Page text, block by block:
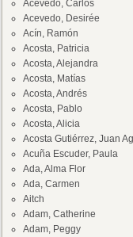
Acevedo, Carlos
Acevedo, Desirée
Acín, Ramón
Acosta, Patricia
Acosta, Alejandra
Acosta, Matías
Acosta, Andrés
Acosta, Pablo
Acosta, Alicia
Acosta Gutiérrez, Juan
Acuña Escuder, Paula
Ada, Alma Flor
Ada, Carmen
Aitch
Adam, Catherine
Adam, Peggy